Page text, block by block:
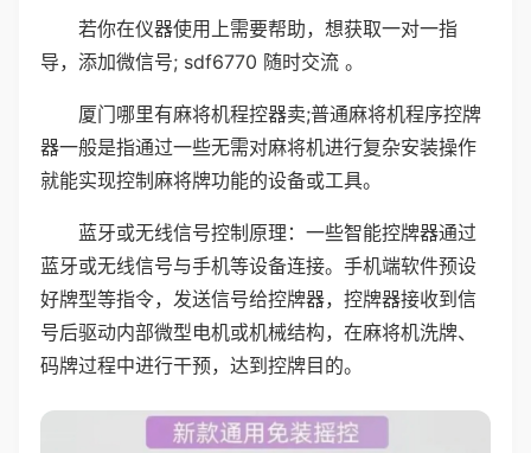
若你在仪器使用上需要帮助，想获取一对一指
导，添加微信号; sdf6770 随时交流 。
厦门哪里有麻将机程控器卖;普通麻将机程序控牌
器一般是指通过一些无需对麻将机进行复杂安装操作
就能实现控制麻将牌功能的设备或工具。
蓝牙或无线信号控制原理：一些智能控牌器通过
蓝牙或无线信号与手机等设备连接。手机端软件预设
好牌型等指令，发送信号给控牌器，控牌器接收到信
号后驱动内部微型电机或机械结构，在麻将机洗牌、
码牌过程中进行干预，达到控牌目的。